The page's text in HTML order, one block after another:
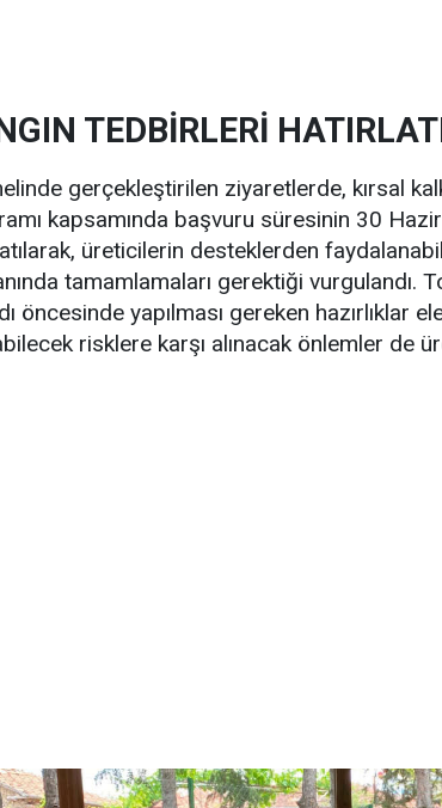
TEDBİRLERİ
gerçekleştirilen ziyaretlerde, kırsal
kapsamında başvuru süresinin 30
üreticilerin desteklerden
tamamlamaları gerektiği vurgulandı.
öncesinde yapılması gereken hazırlıklar
risklere karşı alınacak önlemler de